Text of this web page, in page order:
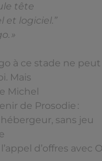
tête
et logiciel.”
»
à ce stade ne
Mais
Michel
de Prosodie :
sans jeu
d’offres avec